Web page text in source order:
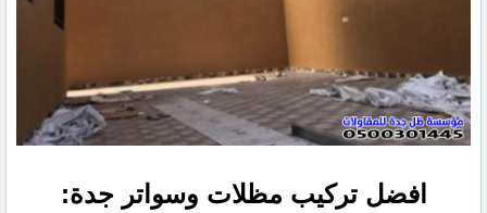
افضل تركيب مظلات وسواتر جدة: